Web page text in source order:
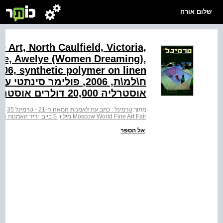
שלום אורח
Art, North Caulfield, Victoria,
Awelye (Women Dreaming),
ח\למ\ת, ‭,2006‬ פולימר
אוסטרליה ‭20,000‬ דולרים אוסטרליים
מתוך:טרמינל : כתב עת לאמנות המאה ה-21 - טרמינל 35
Moscow World Fine Art Fair מיליון $ בייבי יריד האמנות העולמי במוסקבה
אל הספר